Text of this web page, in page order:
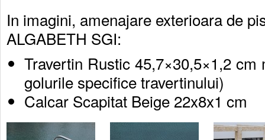
In imagini, amenajare exterioara de
ALGABETH SGI:
Travertin Rustic 45,7×30,5×1,2
golurile specifice travertinului)
Calcar Scapitat Beige 22x8x1 cm